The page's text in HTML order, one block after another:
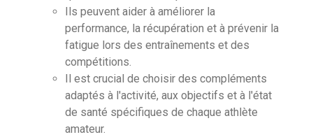
Ils peuvent aider à améliorer la
performance, la récupération et à prévenir la
fatigue lors des entraînements et des
compétitions.
Il est crucial de choisir des compléments
adaptés à l'activité, aux objectifs et à l'état
de santé spécifiques de chaque athlète
amateur.